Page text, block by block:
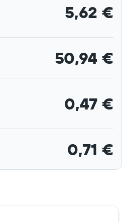
5,62 €
50,94 €
0,47 €
0,71 €